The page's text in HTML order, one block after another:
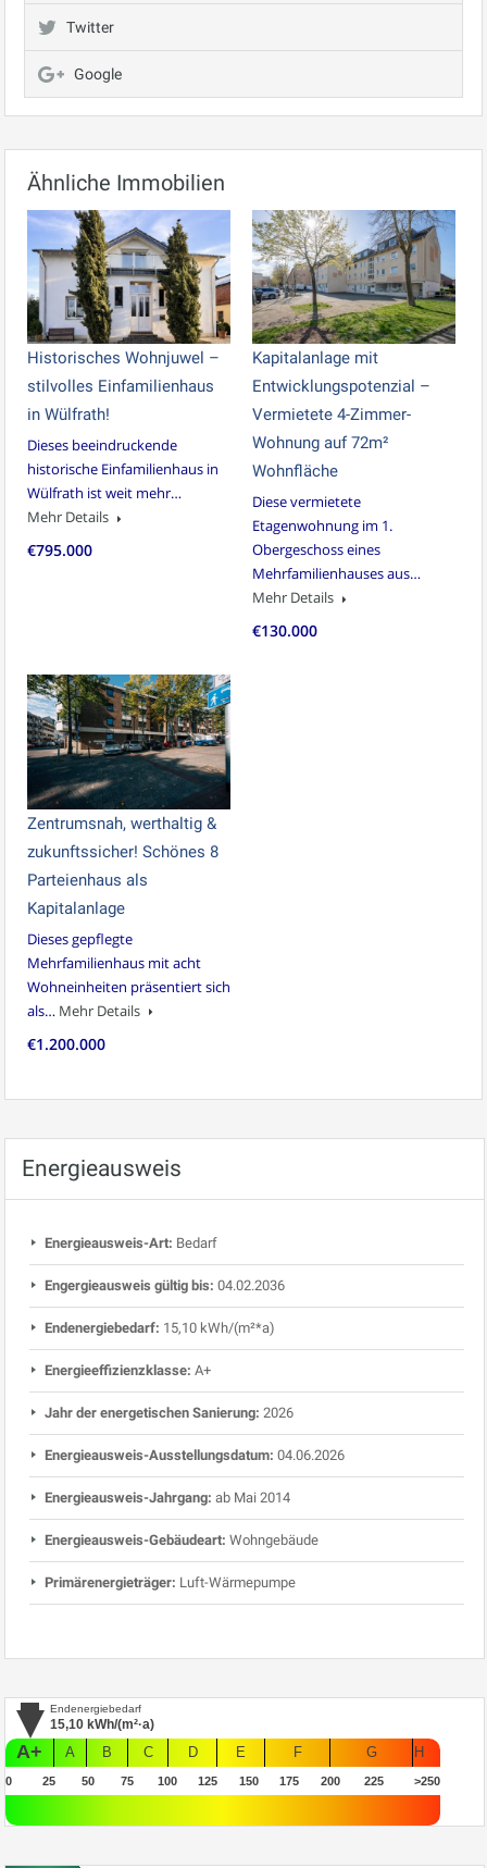
Twitter
Google
Ähnliche Immobilien
Historisches Wohnjuwel –
stilvolles Einfamilienhaus
in Wülfrath!
Dieses beeindruckende
historische Einfamilienhaus in
Wülfrath ist weit mehr…
Mehr Details
€795.000
Kapitalanlage mit
Entwicklungspotenzial –
Vermietete 4-Zimmer-
Wohnung auf 72m²
Wohnfläche
Diese vermietete
Etagenwohnung im 1.
Obergeschoss eines
Mehrfamilienhauses aus…
Mehr Details
€130.000
Zentrumsnah, werthaltig &
zukunftssicher! Schönes 8
Parteienhaus als
Kapitalanlage
Dieses gepflegte
Mehrfamilienhaus mit acht
Wohneinheiten präsentiert sich
als… Mehr Details
€1.200.000
Energieausweis
Energieausweis-Art: Bedarf
Engergieausweis gültig bis: 04.02.2036
Endenergiebedarf: 15,10 kWh/(m²*a)
Energieeffizienzklasse: A+
Jahr der energetischen Sanierung: 2026
Energieausweis-Ausstellungsdatum: 04.06.2026
Energieausweis-Jahrgang: ab Mai 2014
Energieausweis-Gebäudeart: Wohngebäude
Primärenergieträger: Luft-Wärmepumpe
Endenergiebedarf
15,10 kWh/(m²·a)
A+ A B C D E F G H
0 25 50 75 100 125 150 175 200 225 >250